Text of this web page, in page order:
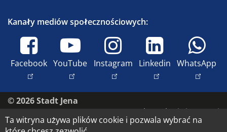
Kanały mediów społecznościowych:
Facebook YouTube Instagram Linkedin WhatsApp
© 2026 Stadt Jena
Skontaktuj się z nami
Dostępność
Ta witryna używa plików cookie i pozwala wybrać na